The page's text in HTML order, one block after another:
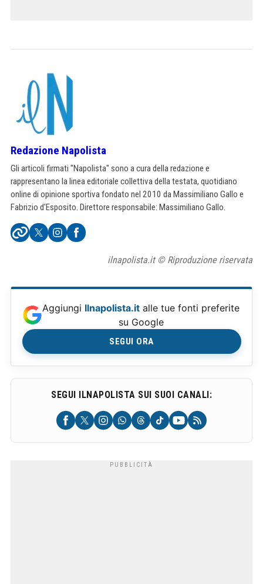
Redazione Napolista
Gli articoli firmati "Napolista" sono a cura della redazione e
rappresentano la linea editoriale collettiva della testata, quotidiano
online di opinione sportiva fondato nel 2010 da Massimiliano Gallo e
Fabrizio d'Esposito. Direttore responsabile: Massimiliano Gallo.
ilnapolista.it © Riproduzione riservata
Aggiungi Ilnapolista.it alle tue fonti preferite
su Google
SEGUI ORA
SEGUI ILNAPOLISTA SUI SUOI CANALI: